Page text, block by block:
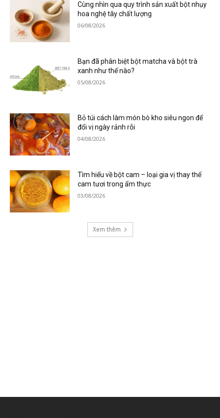
Cùng nhìn qua quy trình sản xuất bột nhụy
hoa nghệ tây chất lượng
06/08/2026
Bạn đã phân biệt bột matcha và bột trà
xanh như thế nào?
05/08/2026
Bỏ túi cách làm món bò kho siêu ngon để
đổi vị ngày rảnh rỗi
04/08/2026
Tìm hiểu về bột cam – loại gia vị thay thế
cam tươi trong ẩm thực
03/08/2026
Xem thêm